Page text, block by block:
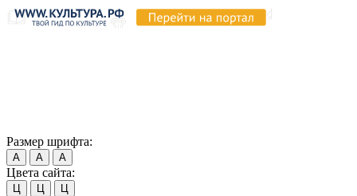
Размер шрифта:
А А А
Цвета сайта:
Ц Ц Ц